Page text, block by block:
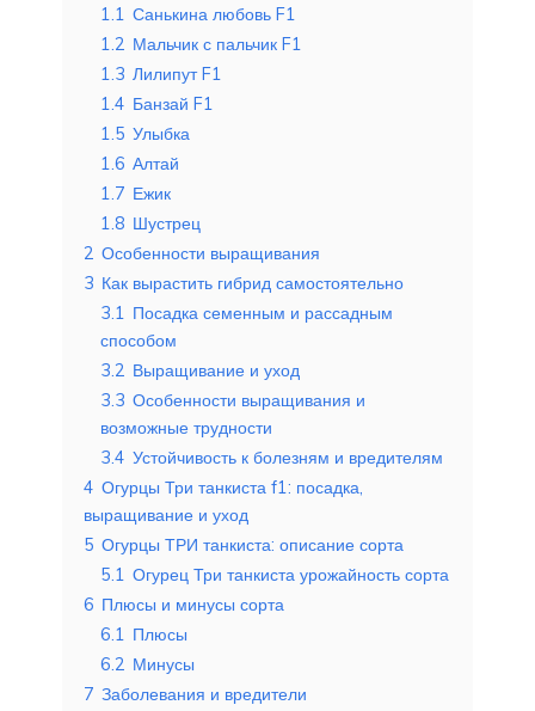
1.1 Санькина любовь F1
1.2 Мальчик с пальчик F1
1.3 Лилипут F1
1.4 Банзай F1
1.5 Улыбка
1.6 Алтай
1.7 Ежик
1.8 Шустрец
2 Особенности выращивания
3 Как вырастить гибрид самостоятельно
3.1 Посадка семенным и рассадным
способом
3.2 Выращивание и уход
3.3 Особенности выращивания и
возможные трудности
3.4 Устойчивость к болезням и вредителям
4 Огурцы Три танкиста f1: посадка,
выращивание и уход
5 Огурцы ТРИ танкиста: описание сорта
5.1 Огурец Три танкиста урожайность сорта
6 Плюсы и минусы сорта
6.1 Плюсы
6.2 Минусы
7 Заболевания и вредители